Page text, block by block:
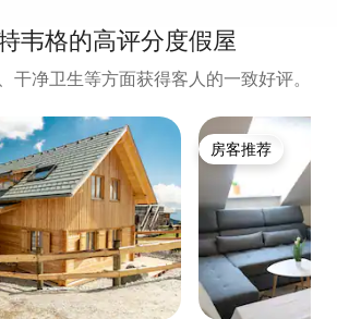
韦格的高评分度假屋
干净卫生等方面获得客人的一致好评。
房客推荐
房客推荐